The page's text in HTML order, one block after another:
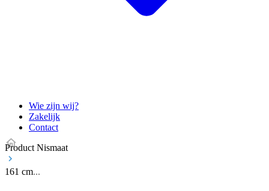
Wie zijn wij?
Zakelijk
Contact
Product Nismaat
161 cm